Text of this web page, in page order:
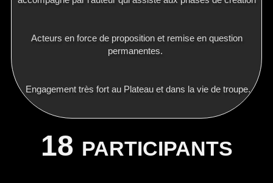
Acteurs en force de proposition et remise en question
permanentes.
Engagement très fort au Plateau et dans la vie de troupe.
18 participants